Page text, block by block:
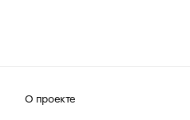
О проекте